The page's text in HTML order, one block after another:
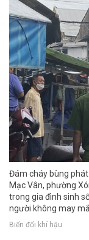
Đám cháy bùng
Mạc Vân, phường
trong gia đình sinh
người không may
Biến đổi khí hậu